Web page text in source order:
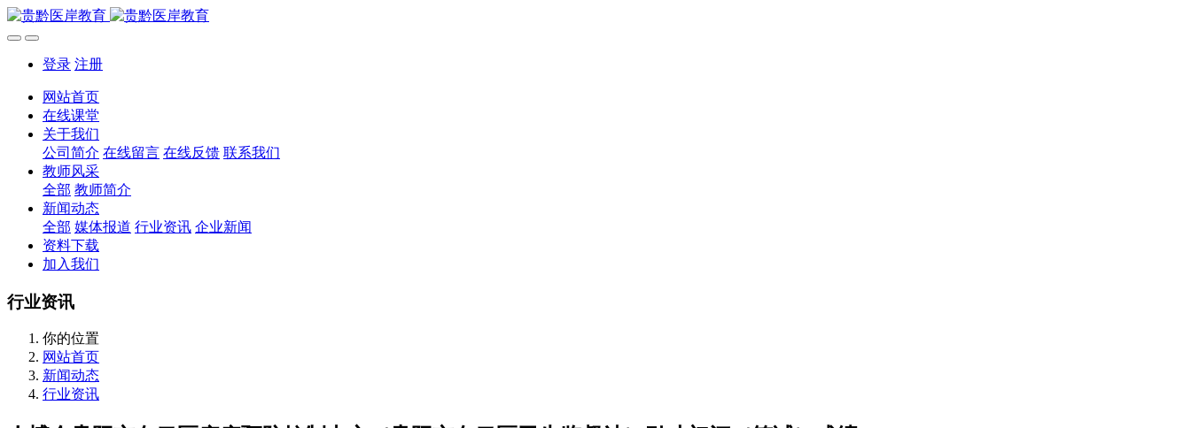
登录 注册
网站首页
在线课堂
关于我们
公司简介 在线留言 在线反馈 联系我们
教师风采
全部 教师简介
新闻动态
全部 媒体报道 行业资讯 企业新闻
资料下载
加入我们
行业资讯
你的位置
网站首页
新闻动态
行业资讯